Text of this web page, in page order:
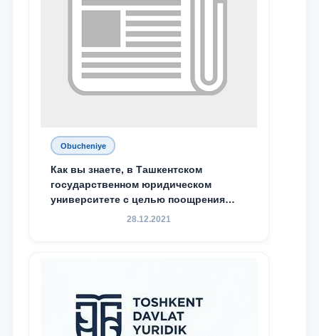
Obucheniye
Как вы знаете, в Ташкентском
государственном юридическом
университете с целью поощрения
талантливых, активных и
28.12.2021